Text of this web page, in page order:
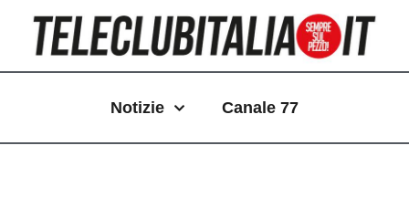
contenuto
Notizie Canale 77
articoli